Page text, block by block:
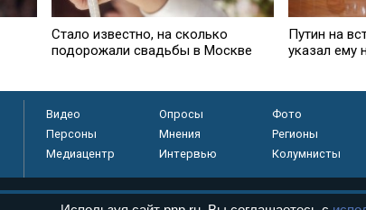
Стало известно, на сколько
подорожали свадьбы в Москве
Путин на
указал ему
Видео Опросы
Фото
Персоны
Мнения
Регионы
Медиацентр
Интервью Колумнисты